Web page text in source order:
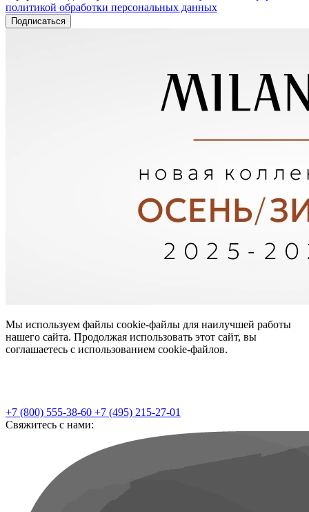
политикой обработки персональных данных
Подписаться
Мы используем файлы cookie-файлы для наилучшей работы
нашего сайта. Продолжая использовать этот сайт, вы
соглашаетесь с использованием cookie-файлов.
+7 (800) 555-38-60 +7 (495) 215-27-01
Свяжитесь с нами: